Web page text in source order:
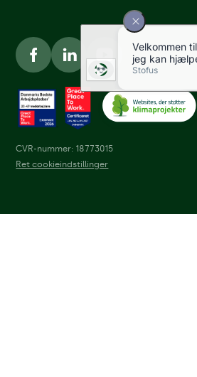
CVR-nummer: 18773015
Ret cookieindstillinger